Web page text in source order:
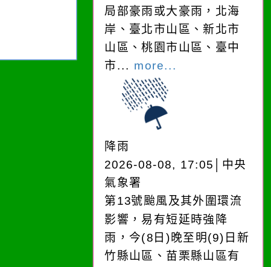
局部豪雨或大豪雨，北海
岸、臺北市山區、新北市
山區、桃園市山區、臺中
市... more...
降雨
2026-08-08, 17:05│中央
氣象署
第13號颱風及其外圍環流
影響，易有短延時強降
雨，今(8日)晚至明(9)日新
竹縣山區、苗栗縣山區有